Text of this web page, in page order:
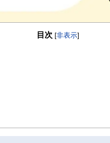
目次 [非表示]